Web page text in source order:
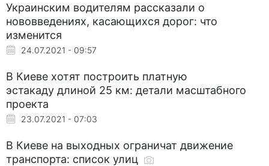
Украинским водителям рассказали о
нововведениях, касающихся дорог: что
изменится
24.07.2021 - 09:57
В Киеве хотят построить платную
эстакаду длиной 25 км: детали масштабного
проекта
23.07.2021 - 07:03
В Киеве на выходных ограничат движение
транспорта: список улиц